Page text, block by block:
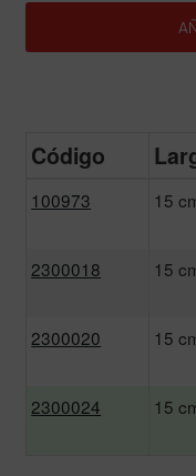
Código
100973 15
2300018 15
2300020 15
2300024 15